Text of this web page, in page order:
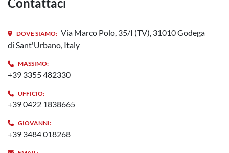
DOVE SIAMO: Via Marco Polo, 35/I (TV), 31010 Godega
di Sant'Urbano, Italy
MASSIMO:
+39 3355 482330
UFFICIO:
+39 0422 1838665
GIOVANNI:
+39 3484 018268